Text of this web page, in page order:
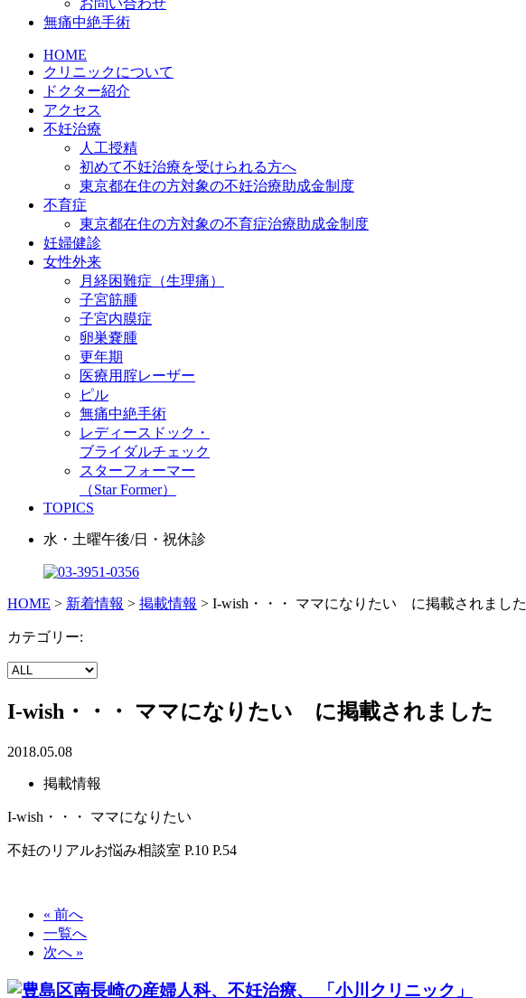
無痛中絶手術
HOME
クリニックについて
ドクター紹介
アクセス
不妊治療
人工授精
初めて不妊治療を受けられる方へ
東京都在住の方対象の不妊治療助成金制度
不育症
東京都在住の方対象の不育症治療助成金制度
妊婦健診
女性外来
月経困難症（生理痛）
子宮筋腫
子宮内膜症
卵巣嚢腫
更年期
医療用腟レーザー
ピル
無痛中絶手術
レディースドック・
ブライダルチェック
スターフォーマー
（Star Former）
TOPICS
水・土曜午後/日・祝休診
HOME > 新着情報 > 掲載情報 > I-wish・・・ ママになりたい に掲載されました
カテゴリー:
I-wish・・・ ママになりたい に掲載されました
2018.05.08
掲載情報
I-wish・・・ ママになりたい
不妊のリアルお悩み相談室 P.10 P.54
« 前へ
一覧へ
次へ »